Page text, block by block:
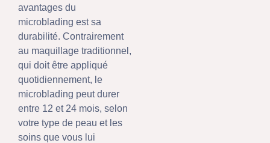
avantages du
microblading est sa
durabilité. Contrairement
au maquillage traditionnel,
qui doit être appliqué
quotidiennement, le
microblading peut durer
entre 12 et 24 mois, selon
votre type de peau et les
soins que vous lui